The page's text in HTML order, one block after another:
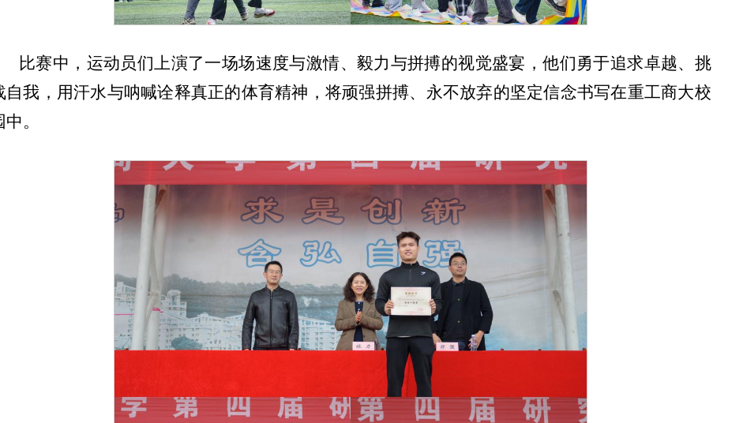
比赛中，运动员们上演了一场场速度与激情、毅力与拼搏的视觉盛宴，他们勇于追求卓越、挑
自我，用汗水与呐喊诠释真正的体育精神，将顽强拼搏、永不放弃的坚定信念书写在重工商大校
中。